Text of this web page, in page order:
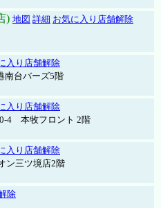
) 地図 詳細 お気に入り店舗解除
入り店舗解除
南台バーズ5階
入り店舗解除
4 本牧フロント 2階
入り店舗解除
ン三ツ境店2階
除